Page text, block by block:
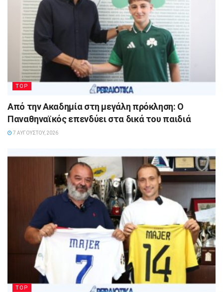
TOP
Από την Ακαδημία στη μεγάλη πρόκληση: Ο
Παναθηναϊκός επενδύει στα δικά του παιδιά
7 ΑΥΓΟΎΣΤΟΥ, 2026
TOP